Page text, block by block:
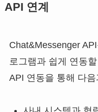
API 연계
Chat&Messenger
로그램과 쉽게 연동
API 연동을 통해 다